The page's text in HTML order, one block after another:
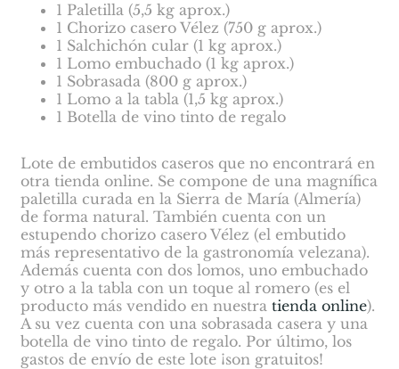
1 Paletilla (5,5 kg aprox.)
1 Chorizo casero Vélez (750 g aprox.)
1 Salchichón cular (1 kg aprox.)
1 Lomo embuchado (1 kg aprox.)
1 Sobrasada (800 g aprox.)
1 Lomo a la tabla (1,5 kg aprox.)
1 Botella de vino tinto de regalo
Lote de embutidos caseros que no encontrará en
otra tienda online. Se compone de una magnífica
paletilla curada en la Sierra de María (Almería)
de forma natural. También cuenta con un
estupendo chorizo casero Vélez (el embutido
más representativo de la gastronomía velezana).
Además cuenta con dos lomos, uno embuchado
y otro a la tabla con un toque al romero (es el
producto más vendido en nuestra tienda online).
A su vez cuenta con una sobrasada casera y una
botella de vino tinto de regalo. Por último, los
gastos de envío de este lote ¡son gratuitos!